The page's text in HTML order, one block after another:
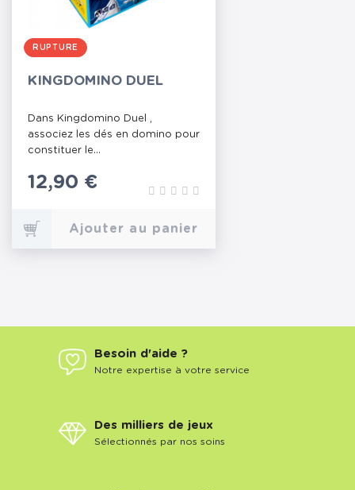
RUPTURE
KINGDOMINO DUEL
Dans Kingdomino Duel ,
associez les dés en domino pour
constituer le...
Prix
12,90 €
Ajouter au panier
Besoin d'aide ?
Notre expertise à votre service
Des milliers de jeux
Sélectionnés par nos soins